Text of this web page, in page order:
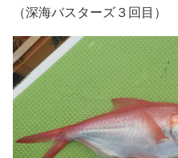
（深海バスターズ３回目）